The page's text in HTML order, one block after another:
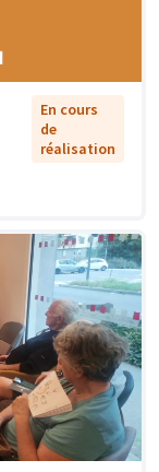
En cours
de
réalisation